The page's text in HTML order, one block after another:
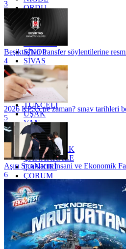
ORDU
OSMANİYE
RİZE
SAKARYA
SİNOP
SİVAS
SİİRT
TEKİRDAĞ
TOKAT
TRABZON
TUNCELİ
UŞAK
VAN
YALOVA
YOZGAT
ZONGULDAK
ÇANAKKALE
ÇANKIRI
ÇORUM
İSTANBUL
İZMİR
ŞANLIURFA
ŞIRNAK
3
Beşiktaş'tan transfer söylentilerine
4
2026 KPSS ne zaman? sınav tarihleri
5
Aşırı Sıcakların İnsani ve Ekonomik
6